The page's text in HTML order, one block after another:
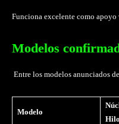
Funciona excelente como
Modelos
Entre los modelos anunciados
Modelo